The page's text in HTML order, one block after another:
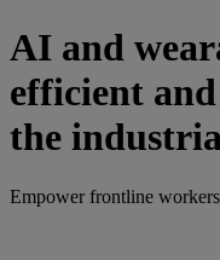
AI and
efficient
the
Empower frontline workers